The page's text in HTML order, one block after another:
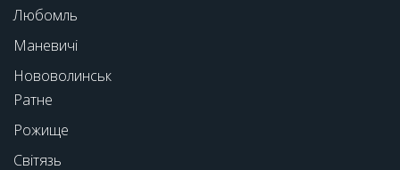
Любомль
Маневичі
Нововолинськ
Ратне
Рожище
Світязь